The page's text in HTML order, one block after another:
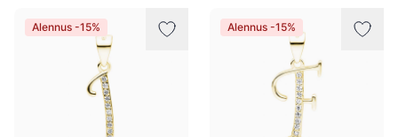
Alennus -15% Alennus -15%